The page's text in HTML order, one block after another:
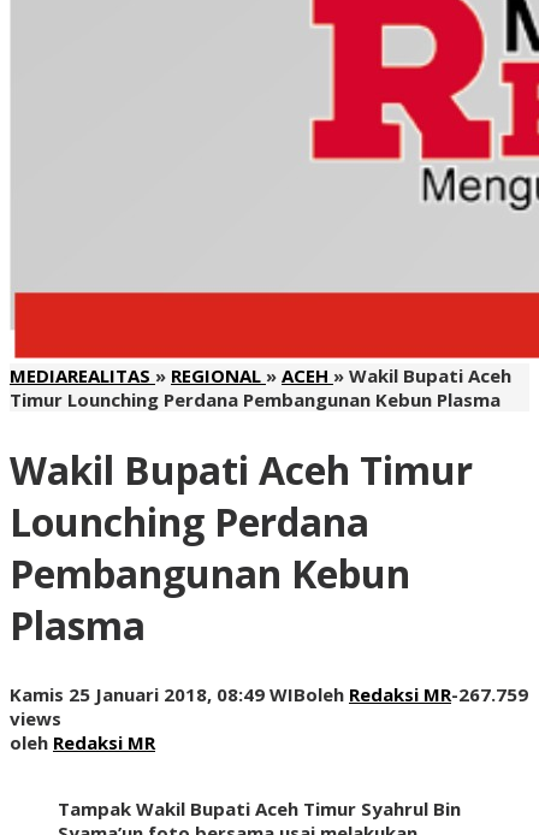
MEDIAREALITAS » REGIONAL » ACEH » Wakil Bupati Aceh
Timur Lounching Perdana Pembangunan Kebun Plasma
Wakil Bupati Aceh Timur
Lounching Perdana
Pembangunan Kebun
Plasma
Kamis 25 Januari 2018, 08:49 WIBoleh Redaksi MR-267.759
views
oleh Redaksi MR
Tampak Wakil Bupati Aceh Timur Syahrul Bin